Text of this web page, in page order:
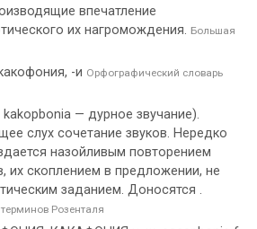
впечатление
их нагромождения. Большая
-и Орфографический словарь
kakopbonia — дурное звучание).
слух сочетание звуков. Нередко
назойливым повторением
их скоплением в предложении, не
заданием. Доносятся .
Розенталя